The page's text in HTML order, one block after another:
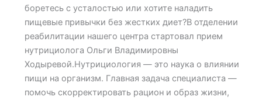
боретесь с усталостью или хотите наладить
пищевые привычки без жестких диет?В отделении
реабилитации нашего центра стартовал прием
нутрициолога Ольги Владимировны
Ходыревой.Нутрициология — это наука о влиянии
пищи на организм. Главная задача специалиста —
помочь скорректировать рацион и образ жизни,